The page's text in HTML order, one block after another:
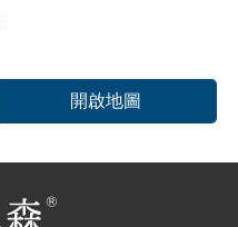
開啟地圖